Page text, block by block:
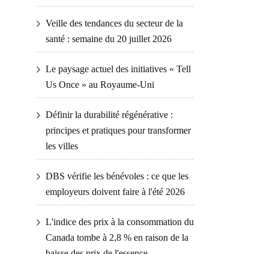
Veille des tendances du secteur de la
santé : semaine du 20 juillet 2026
Le paysage actuel des initiatives « Tell
Us Once » au Royaume-Uni
Définir la durabilité régénérative :
principes et pratiques pour transformer
les villes
DBS vérifie les bénévoles : ce que les
employeurs doivent faire à l'été 2026
L'indice des prix à la consommation du
Canada tombe à 2,8 % en raison de la